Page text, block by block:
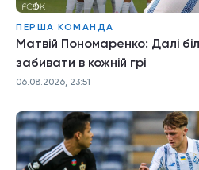
ПЕРША КОМАНДА
Матвій Пономаренко: Далі
забивати в кожній грі
06.08.2026, 23:51